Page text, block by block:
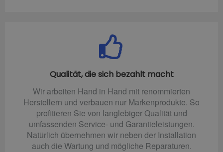
Qualität, die sich bezahlt macht
Wir arbeiten Hand in Hand mit renommierten
Herstellern und verbauen nur Markenprodukte. So
profitieren Sie von langlebiger Qualität und
umfassenden Service- und Garantieleistungen.
Natürlich übernehmen wir neben der Installation
auch die Wartung und mögliche Reparaturen.